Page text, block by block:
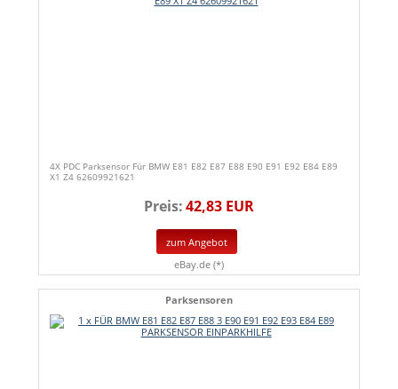
4X PDC Parksensor Für BMW E81 E82 E87 E88 E90 E91 E92 E84 E89
X1 Z4 62609921621
Preis:42,83 EUR
zum Angebot
eBay.de (*)
Parksensoren